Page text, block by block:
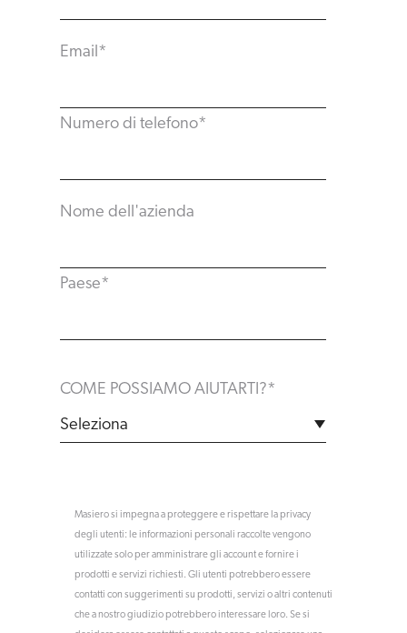
Email*
Numero di telefono*
Nome dell'azienda
Paese*
COME POSSIAMO AIUTARTI?*
Masiero si impegna a proteggere e rispettare la privacy
degli utenti: le informazioni personali raccolte vengono
utilizzate solo per amministrare gli account e fornire i
prodotti e servizi richiesti. Gli utenti potrebbero essere
contatti con suggerimenti su prodotti, servizi o altri contenuti
che a nostro giudizio potrebbero interessare loro. Se si